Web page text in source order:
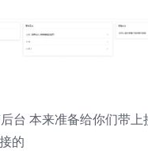
台 本来准备给你们带上
的